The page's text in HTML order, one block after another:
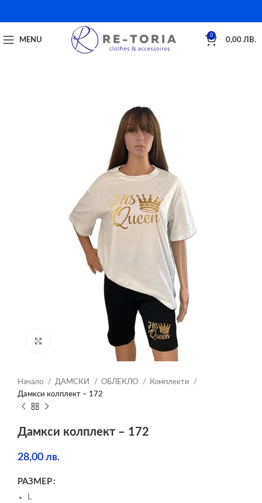
MENU
0
0,00 ЛВ.
Начало ДАМСКИ ОБЛЕКЛО
Комплекти
Дамкси колплект – 172
Дамкси колплект – 172
28,00 лв.
РАЗМЕР
L